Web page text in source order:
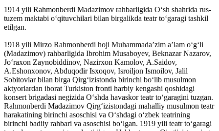
1914 yili Rahmonberdi Madazimov rahbarligida Oʻsh shahrida rus-
tuzem maktabi oʻqituvchilari bilan birgalikda teatr toʻgaragi tashkil
etilgan.
1918 yili Mirzo Rahmonberdi hoji Muhammadaʼzim aʼlam oʻgʻli
(Madazimov) rahbarligida Ibrohim Musaboyev, Beknazar Nazarov,
Joʻraxon Zaynobiddinov, Nazirxon Kamolov, A.Saidov,
A.Eshonxonov, Abduqodir Isxoqov, Isroiljon Ismoilov, Jalil
Sobitovlar bilan birga Qirgʻizistonda birinchi boʻlib musulmon
aktyorlardan iborat Turkiston fronti harbiy kengashi qoshidagi
konsert brigadasi negizida Oʻshda havaskor teatr toʻgaragini tuzgan.
Rahmonberdi Madazimov Qirgʻizistondagi mahalliy musulmon teatr
harakatining birinchi asoschisi va Oʻshdagi oʻzbek teatrining
birinchi badiiy rahbari va asoschisi boʻlgan. 1919 yili teatr toʻgaragi